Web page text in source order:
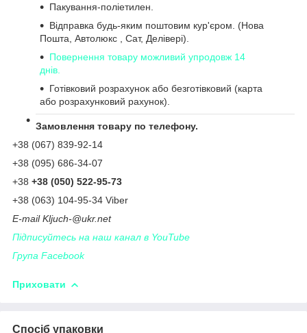
Пакування-поліетилен.
Відправка будь-яким поштовим кур'єром. (Нова
Пошта, Автолюкс , Сат, Делівері).
Повернення товару можливий упродовж 14
днів.
Готівковий розрахунок або безготівковий (карта
або розрахунковий рахунок).
Замовлення товару по телефону.
+38 (067) 839-92-14
+38 (095) 686-34-07
+38 +38 (050) 522-95-73
+38 (063) 104-95-34 Viber
Е-mail Kljuch-@ukr.net
Підписуйтесь на наш канал в YouTube
Група Facebook
Приховати
Спосіб упаковки